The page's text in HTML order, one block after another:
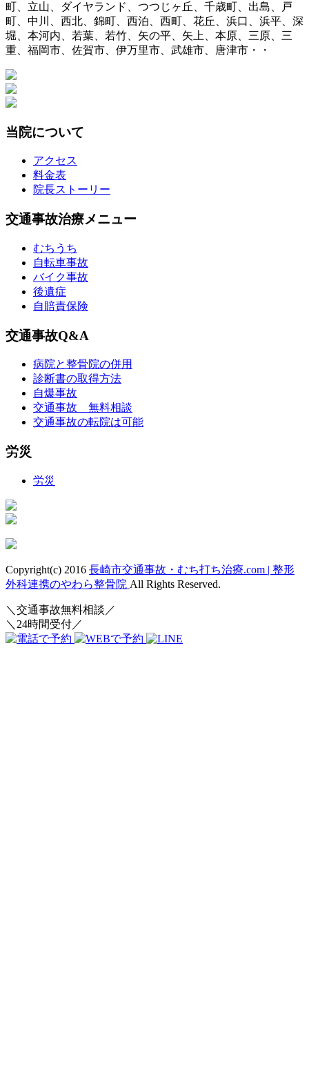
町、立山、ダイヤランド、つつじヶ丘、千歳町、出島、戸
町、中川、西北、錦町、西泊、西町、花丘、浜口、浜平、深
堀、本河内、若葉、若竹、矢の平、矢上、本原、三原、三
重、福岡市、佐賀市、伊万里市、武雄市、唐津市・・
当院について
アクセス
料金表
院長ストーリー
交通事故治療メニュー
むちうち
自転車事故
バイク事故
後遺症
自賠責保険
交通事故Q&A
病院と整骨院の併用
診断書の取得方法
自爆事故
交通事故 無料相談
交通事故の転院は可能
労災
労災
Copyright(c) 2016 長崎市交通事故・むち打ち治療.com | 整形
外科連携のやわら整骨院 All Rights Reserved.
＼交通事故無料相談／
＼24時間受付／